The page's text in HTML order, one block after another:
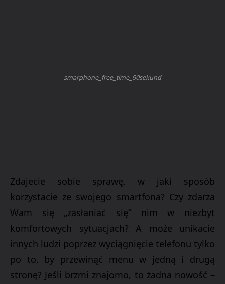
smarphone_free_time_90sekund
Zdajecie sobie sprawę, w jaki sposób
korzystacie ze swojego smartfona? Czy zdarza
Wam się „zasłaniać się” nim w niezbyt
komfortowych sytuacjach? A może unikacie
innych ludzi poprzez wyciągnięcie telefonu tylko
po to, by przewinąć menu w jedną i drugą
stronę? Jeśli brzmi znajomo, to żadna nowość –